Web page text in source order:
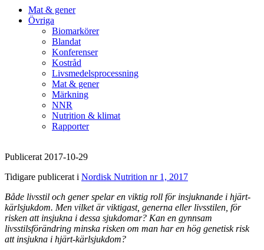
Mat & gener
Övriga
Biomarkörer
Blandat
Konferenser
Kostråd
Livsmedelsprocessning
Mat & gener
Märkning
NNR
Nutrition & klimat
Rapporter
Publicerat 2017-10-29
Tidigare publicerat i Nordisk Nutrition nr 1, 2017
Både livsstil och gener spelar en viktig roll för insjuknande i hjärt-
kärlsjukdom. Men vilket är viktigast, generna eller livsstilen, för
risken att insjukna i dessa sjukdomar? Kan en gynnsam
livsstilsförändring minska risken om man har en hög genetisk risk
att insjukna i hjärt-kärlsjukdom?